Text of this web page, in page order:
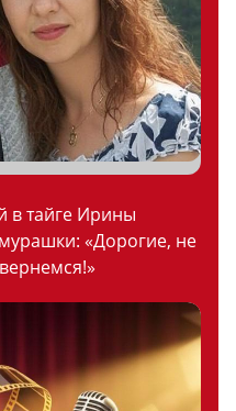
в тайге Ирины
«Дорогие, не